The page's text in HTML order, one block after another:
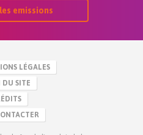
emissions
LÉGALES
DU SITE